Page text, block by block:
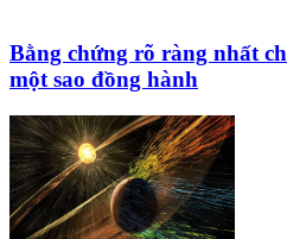
Bằng chứng rõ ràng nhất
một sao đồng hành